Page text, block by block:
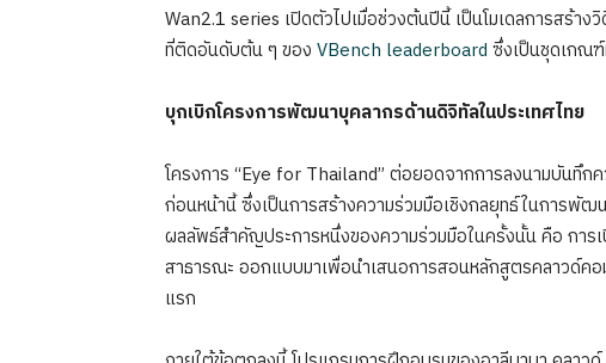
Wan2.1 series เปิดตัวไปเมื่อช่วงต้นปีนี้ เป็นโมเดลการสร้า
ที่ติดอันดับต้น ๆ ของ VBench leaderboard ซึ่งเป็นชุดเกณ
บุกเบิกโครงการพัฒนาบุคลากรด้านดิจิทัลในประเทศไทย
โครงการ “Eye for Thailand” ต่อยอดจากการลงนามบันทึกค
ก่อนหน้านี้ ซึ่งเป็นการสร้างความร่วมมือเชิงกลยุทธ์ในการพัฒ
ผลลัพธ์สำคัญประการหนึ่งของความร่วมมือในครั้งนั้น คือ การ
สาธารณะ ออกแบบมาเพื่อนำเสนอการสอนหลักสูตรคลาวด์ค
แรก